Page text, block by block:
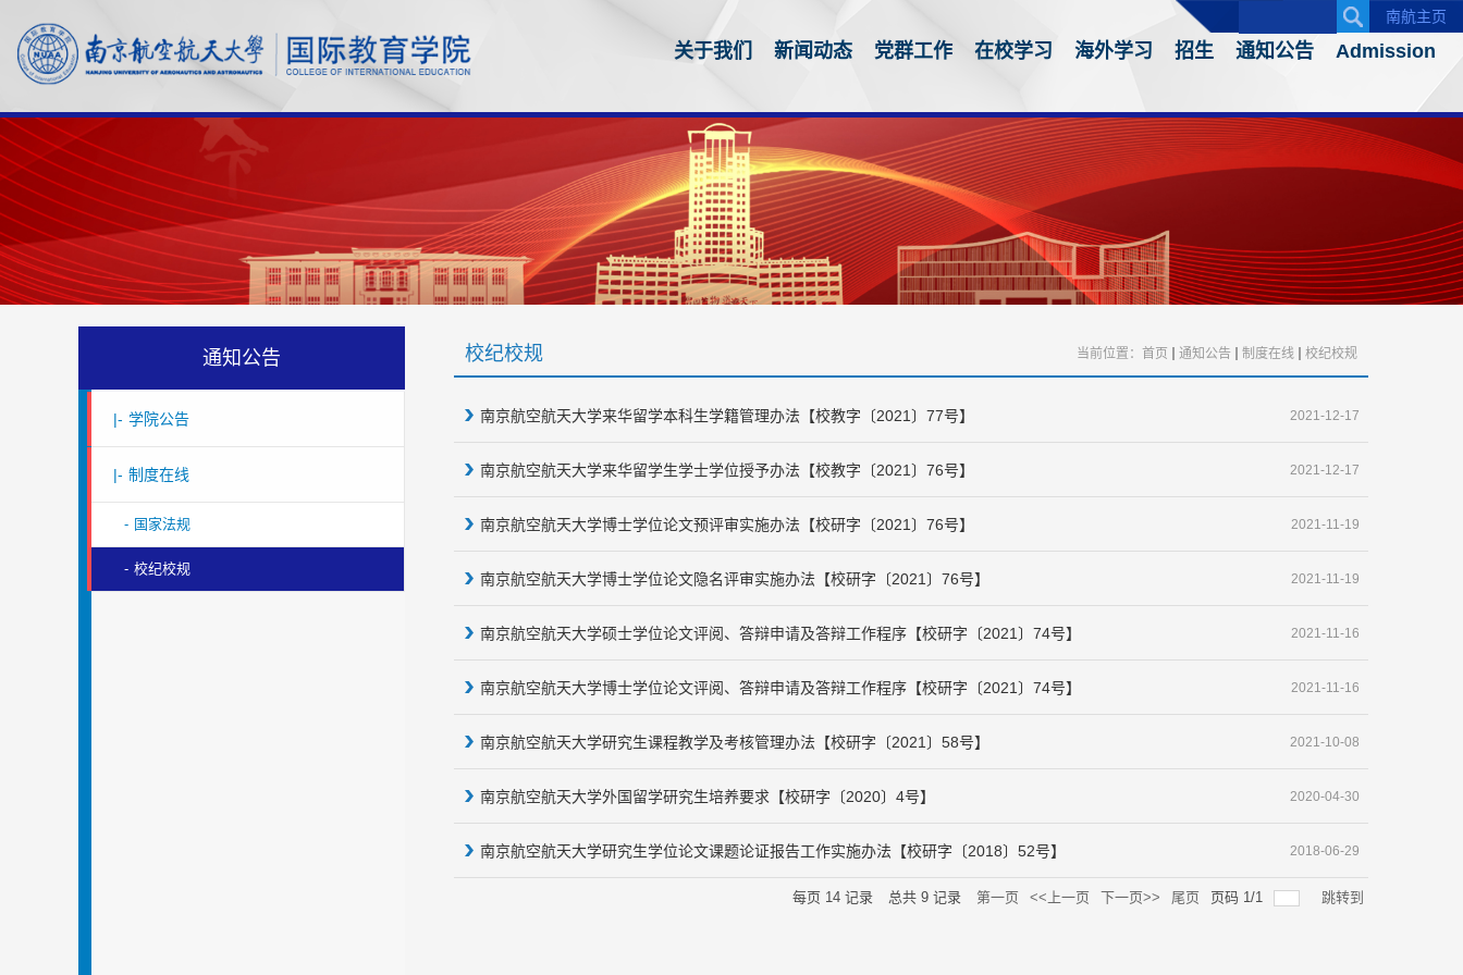
南航主页
关于我们 新闻动态 党群工作 在校学习 海外学习 招生 通知公告 Admission
通知公告
|- 学院公告
|- 制度在线
- 国家法规
- 校纪校规
校纪校规 当前位置： 首页 通知公告 制度在线 校纪校规
南京航空航天大学来华留学本科生学籍管理办法【校教字〔2021〕77号】 2021-12-17
南京航空航天大学来华留学生学士学位授予办法【校教字〔2021〕76号】 2021-12-17
南京航空航天大学博士学位论文预评审实施办法【校研字〔2021〕76号】 2021-11-19
南京航空航天大学博士学位论文隐名评审实施办法【校研字〔2021〕76号】 2021-11-19
南京航空航天大学硕士学位论文评阅、答辩申请及答辩工作程序【校研字〔2021〕74号】 2021-11-16
南京航空航天大学博士学位论文评阅、答辩申请及答辩工作程序【校研字〔2021〕74号】 2021-11-16
南京航空航天大学研究生课程教学及考核管理办法【校研字〔2021〕58号】 2021-10-08
南京航空航天大学外国留学研究生培养要求【校研字〔2020〕4号】 2020-04-30
南京航空航天大学研究生学位论文课题论证报告工作实施办法【校研字〔2018〕52号】 2018-06-29
每页 14 记录 总共 9 记录 第一页 <<上一页 下一页>> 尾页 页码 1/1 跳转到